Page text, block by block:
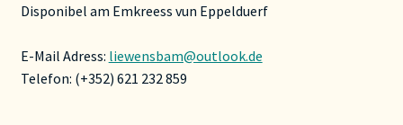
Disponibel am Emkreess vun Eppelduerf
E-Mail Adress: liewensbam@outlook.de
Telefon: (+352) 621 232 859